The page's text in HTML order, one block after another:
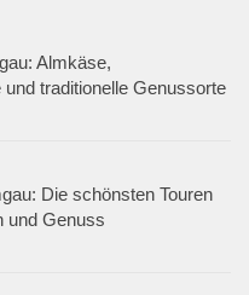
Almkäse,
traditionelle Genussorte
Die schönsten Touren
und Genuss